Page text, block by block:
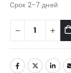
Срок 2-7 дней